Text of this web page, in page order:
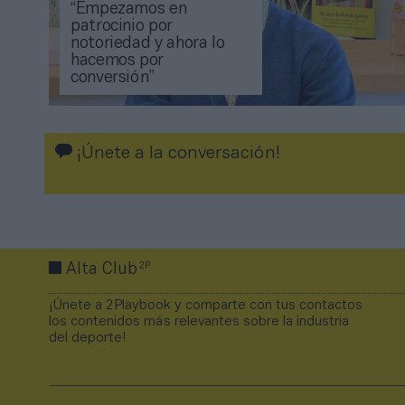
“Empezamos en
patrocinio por
notoriedad y ahora lo
hacemos por
conversión”
¡Únete a la conversación!
Alta Club2P
¡Únete a 2Playbook y comparte con tus contactos
los contenidos más relevantes sobre la industria
del deporte!